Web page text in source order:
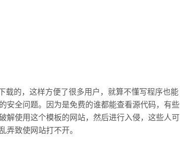
载的，这样方便了很多用户，就算不懂写程序也能
安全问题。因为是免费的谁都能查看源代码，有些
解使用这个模板的网站，然后进行入侵，这些人可
弄致使网站打不开。